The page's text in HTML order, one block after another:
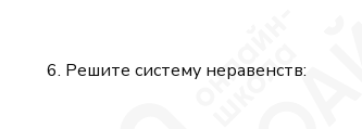
Решите систему неравенств: